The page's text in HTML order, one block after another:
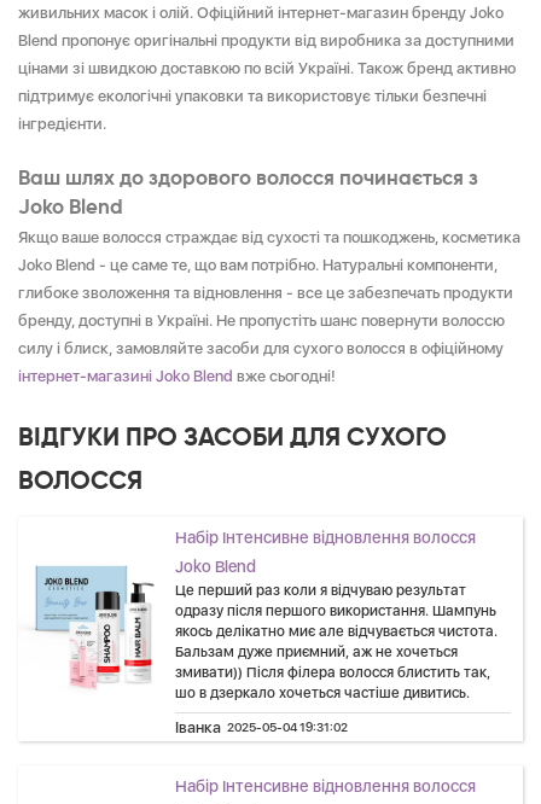
живильних масок і олій. Офіційний інтернет-магазин бренду Joko
Blend пропонує оригінальні продукти від виробника за доступними
цінами зі швидкою доставкою по всій Україні. Також бренд активно
підтримує екологічні упаковки та використовує тільки безпечні
інгредієнти.
Ваш шлях до здорового волосся починається з
Joko Blend
Якщо ваше волосся страждає від сухості та пошкоджень, косметика
Joko Blend - це саме те, що вам потрібно. Натуральні компоненти,
глибоке зволоження та відновлення - все це забезпечать продукти
бренду, доступні в Україні. Не пропустіть шанс повернути волоссю
силу і блиск, замовляйте засоби для сухого волосся в офіційному
інтернет-магазині Joko Blend вже сьогодні!
ВІДГУКИ ПРО ЗАСОБИ ДЛЯ СУХОГО
ВОЛОССЯ
Набір Інтенсивне відновлення волосся
Joko Blend
Це перший раз коли я відчуваю результат
одразу після першого використання. Шампунь
якось делікатно миє але відчувається чистота.
Бальзам дуже приємний, аж не хочеться
змивати)) Після філера волосся блистить так,
шо в дзеркало хочеться частіше дивитись.
Іванка 2025-05-04 19:31:02
Набір Інтенсивне відновлення волосся